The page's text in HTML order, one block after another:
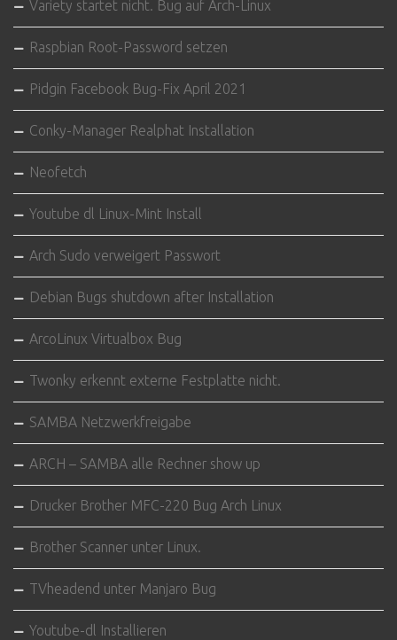
Variety startet nicht. Bug auf Arch-Linux
Raspbian Root-Password setzen
Pidgin Facebook Bug-Fix April 2021
Conky-Manager Realphat Installation
Neofetch
Youtube dl Linux-Mint Install
Arch Sudo verweigert Passwort
Debian Bugs shutdown after Installation
ArcoLinux Virtualbox Bug
Twonky erkennt externe Festplatte nicht.
SAMBA Netzwerkfreigabe
ARCH – SAMBA alle Rechner show up
Drucker Brother MFC-220 Bug Arch Linux
Brother Scanner unter Linux.
TVheadend unter Manjaro Bug
Youtube-dl Installieren